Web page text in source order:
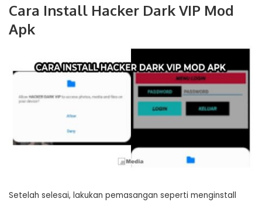
Cara Install Hacker Dark VIP Mod
Apk
Setelah selesai, lakukan pemasangan seperti menginstall